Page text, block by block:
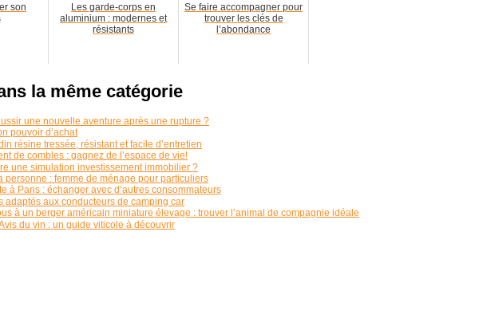
son
Les garde-corps en
aluminium : modernes et
résistants
Se faire accompagner pour
trouver les clés de
l’abondance
la même catégorie
une nouvelle aventure après une rupture ?
pouvoir d’achat
résine tressée, résistant et facile d’entretien
de combles : gagnez de l’espace de vie!
une simulation investissement immobilier ?
personne : femme de ménage pour particuliers
à Paris : échanger avec d’autres consommateurs
adaptés aux conducteurs de camping car
à un berger américain miniature élevage : trouver l’animal de compagnie idéale
du vin : un guide viticole à découvrir